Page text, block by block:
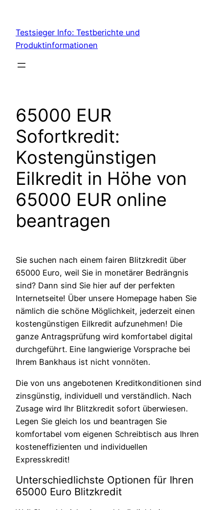
content
Testsieger Info: Testberichte und
Produktinformationen
65000 EUR
Sofortkredit:
Kostengünstigen
Eilkredit in Höhe von
65000 EUR online
beantragen
Sie suchen nach einem fairen Blitzkredit über
65000 Euro, weil Sie in monetärer Bedrängnis
sind? Dann sind Sie hier auf der perfekten
Internetseite! Über unsere Homepage haben Sie
nämlich die schöne Möglichkeit, jederzeit einen
kostengünstigen Eilkredit aufzunehmen! Die
ganze Antragsprüfung wird komfortabel digital
durchgeführt. Eine langwierige Vorsprache bei
Ihrem Bankhaus ist nicht vonnöten.
Die von uns angebotenen Kreditkonditionen sind
zinsgünstig, individuell und verständlich. Nach
Zusage wird Ihr Blitzkredit sofort überwiesen.
Legen Sie gleich los und beantragen Sie
komfortabel vom eigenen Schreibtisch aus Ihren
kosteneffizienten und individuellen
Expresskredit!
Unterschiedlichste Optionen für Ihren
65000 Euro Blitzkredit